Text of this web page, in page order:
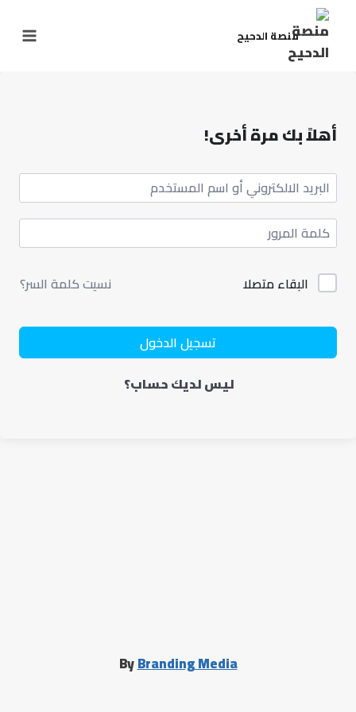
منصة الدحيح
أهلاً بك مرة أخرى!
البقاء متصلا نسيت كلمة السر؟
تسجيل الدخول
ليس لديك حساب؟
ByBranding Media